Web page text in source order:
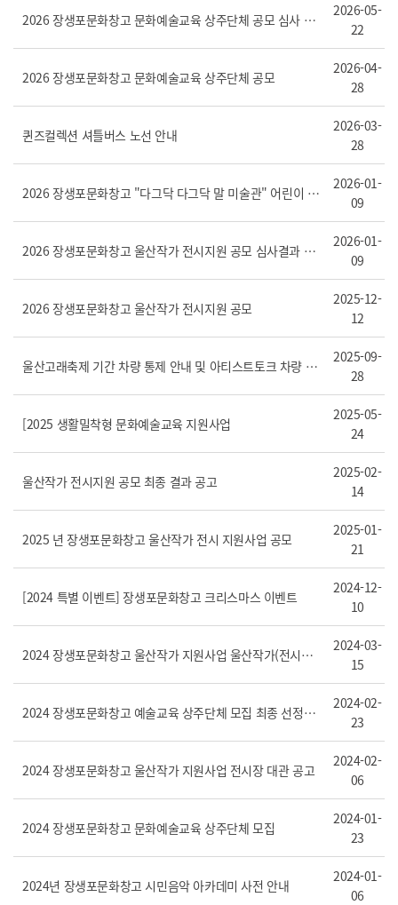
2026 장생포문화창고 문화예술교육 상주단체 공모 심사 결과 공고
2026-05-
22
2026 장생포문화창고 문화예술교육 상주단체 공모
2026-04-
28
퀸즈컬렉션 셔틀버스 노선 안내
2026-03-
28
2026 장생포문화창고 "다그닥 다그닥 말 미술관" 어린이 작가 모집
2026-01-
09
2026 장생포문화창고 울산작가 전시지원 공모 심사결과 공고
2026-01-
09
2026 장생포문화창고 울산작가 전시지원 공모
2025-12-
12
울산고래축제 기간 차량 통제 안내 및 아티스트토크 차량 동선안내
2025-09-
28
[2025 생활밀착형 문화예술교육 지원사업
2025-05-
24
울산작가 전시지원 공모 최종 결과 공고
2025-02-
14
2025 년 장생포문화창고 울산작가 전시 지원사업 공모
2025-01-
21
[2024 특별 이벤트] 장생포문화창고 크리스마스 이벤트
2024-12-
10
2024 장생포문화창고 울산작가 지원사업 울산작가(전시장 대관) 선정 결과 공고
2024-03-
15
2024 장생포문화창고 예술교육 상주단체 모집 최종 선정단체 공고
2024-02-
23
2024 장생포문화창고 울산작가 지원사업 전시장 대관 공고
2024-02-
06
2024 장생포문화창고 문화예술교육 상주단체 모집
2024-01-
23
2024년 장생포문화창고 시민음악 아카데미 사전 안내
2024-01-
06